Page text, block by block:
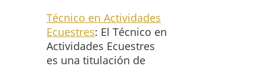
Técnico en Actividades
Ecuestres: El Técnico en
Actividades Ecuestres
es una titulación de